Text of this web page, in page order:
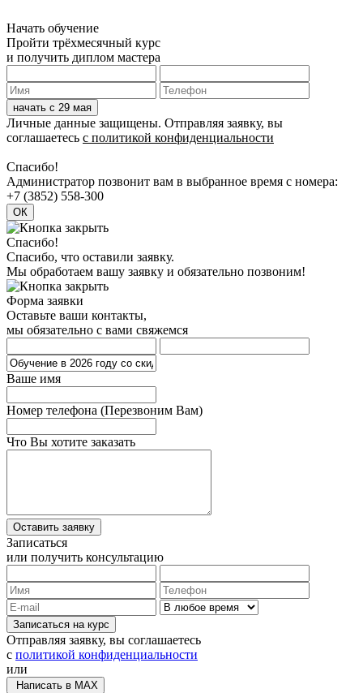
Начать обучение
Пройти трёхмесячный курс
и получить диплом мастера
Личные данные защищены. Отправляя заявку, вы
соглашаетесь с политикой конфиденциальности
Спасибо!
Админиcтратор позвонит вам в выбранное время с номера:
+7 (3852) 558-300
Спасибо!
Спасибо, что оставили заявку.
Мы обработаем вашу заявку и обязательно позвоним!
Форма заявки
Оставьте ваши контакты,
мы обязательно с вами свяжемся
Ваше имя
Номер телефона (Перезвоним Вам)
Что Вы хотите заказать
Записаться
или получить консультацию
Записаться на курс
Отправляя заявку, вы соглашаетесь
с политикой конфиденциальности
или
Написать в MAX